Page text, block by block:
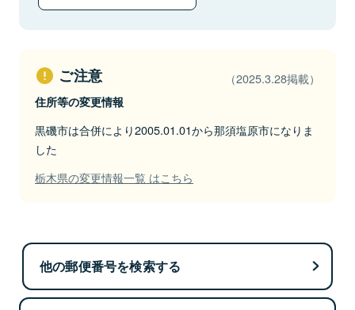
ご注意 （2025.3.28掲載）
住所等の変更情報
黒磯市は合併により2005.01.01から那須塩原市になりま
した
栃木県の変更情報一覧 はこちら
他の郵便番号を検索する